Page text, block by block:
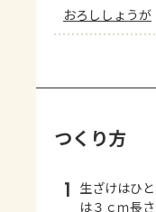
おろししょうが
つくり方
1 生ざけはひ
は３ｃｍ長